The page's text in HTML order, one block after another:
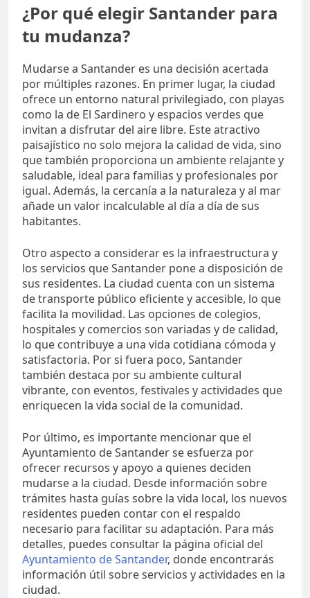
¿Por qué elegir Santander para
tu mudanza?
Mudarse a Santander es una decisión acertada
por múltiples razones. En primer lugar, la ciudad
ofrece un entorno natural privilegiado, con playas
como la de El Sardinero y espacios verdes que
invitan a disfrutar del aire libre. Este atractivo
paisajístico no solo mejora la calidad de vida, sino
que también proporciona un ambiente relajante y
saludable, ideal para familias y profesionales por
igual. Además, la cercanía a la naturaleza y al mar
añade un valor incalculable al día a día de sus
habitantes.
Otro aspecto a considerar es la infraestructura y
los servicios que Santander pone a disposición de
sus residentes. La ciudad cuenta con un sistema
de transporte público eficiente y accesible, lo que
facilita la movilidad. Las opciones de colegios,
hospitales y comercios son variadas y de calidad,
lo que contribuye a una vida cotidiana cómoda y
satisfactoria. Por si fuera poco, Santander
también destaca por su ambiente cultural
vibrante, con eventos, festivales y actividades que
enriquecen la vida social de la comunidad.
Por último, es importante mencionar que el
Ayuntamiento de Santander se esfuerza por
ofrecer recursos y apoyo a quienes deciden
mudarse a la ciudad. Desde información sobre
trámites hasta guías sobre la vida local, los nuevos
residentes pueden contar con el respaldo
necesario para facilitar su adaptación. Para más
detalles, puedes consultar la página oficial del
Ayuntamiento de Santander, donde encontrarás
información útil sobre servicios y actividades en la
ciudad.